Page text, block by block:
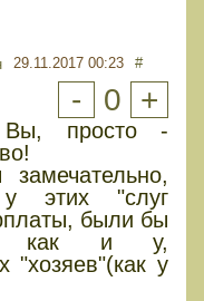
29.11.2017 00:23 #
- 0 +
просто -
этих "слуг
были бы
как и у,
"хозяев"(как у